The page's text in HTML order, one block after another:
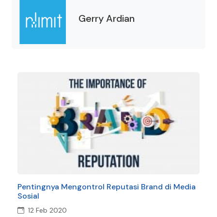
Gerry Ardian
Pentingnya Mengontrol Reputasi Brand di Media
Sosial
12 Feb 2020